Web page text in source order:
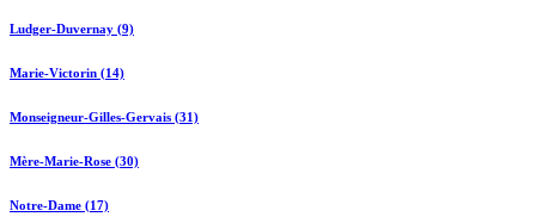
Ludger-Duvernay (9)
Marie-Victorin (14)
Monseigneur-Gilles-Gervais (31)
Mère-Marie-Rose (30)
Notre-Dame (17)